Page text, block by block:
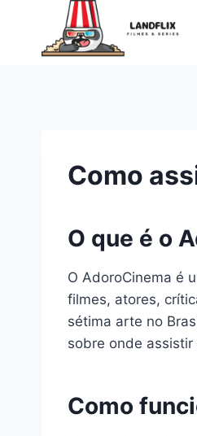
Como
O que é o
O AdoroCinema é
filmes, atores,
sétima arte no
sobre onde
Como